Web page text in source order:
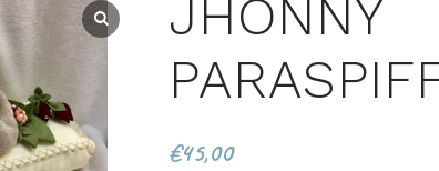
JHONNY
€45,00